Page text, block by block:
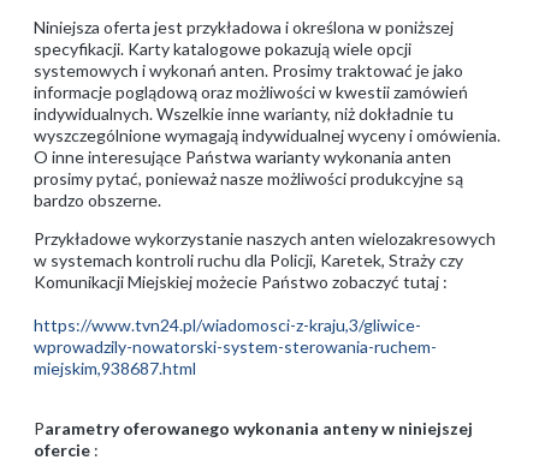
Niniejsza oferta jest przykładowa i określona w poniższej
specyfikacji. Karty katalogowe pokazują wiele opcji
systemowych i wykonań anten. Prosimy traktować je jako
informacje poglądową oraz możliwości w kwestii zamówień
indywidualnych. Wszelkie inne warianty, niż dokładnie tu
wyszczególnione wymagają indywidualnej wyceny i omówienia.
O inne interesujące Państwa warianty wykonania anten
prosimy pytać, ponieważ nasze możliwości produkcyjne są
bardzo obszerne.
Przykładowe wykorzystanie naszych anten wielozakresowych
w systemach kontroli ruchu dla Policji, Karetek, Straży czy
Komunikacji Miejskiej możecie Państwo zobaczyć tutaj :
https://www.tvn24.pl/wiadomosci-z-kraju,3/gliwice-
wprowadzily-nowatorski-system-sterowania-ruchem-
miejskim,938687.html
Parametry oferowanego wykonania anteny w niniejszej
ofercie :